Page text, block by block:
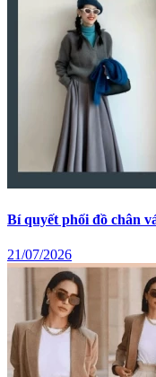
Bí quyết phối đồ chân
21/07/2026